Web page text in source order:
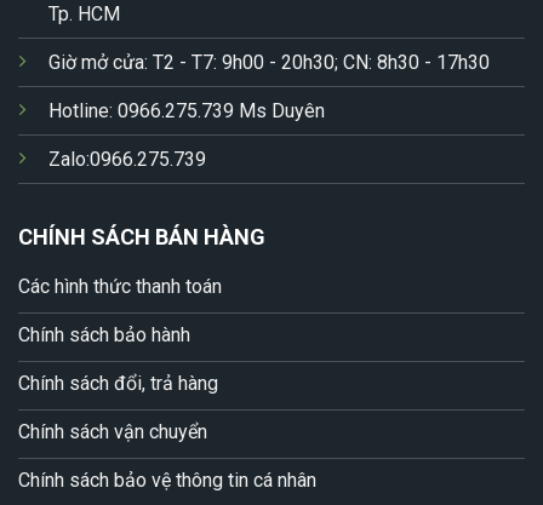
Tp. HCM
Giờ mở cửa: T2 - T7: 9h00 - 20h30; CN: 8h30 - 17h30
Hotline: 0966.275.739 Ms Duyên
Zalo:0966.275.739
CHÍNH SÁCH BÁN HÀNG
Các hình thức thanh toán
Chính sách bảo hành
Chính sách đổi, trả hàng
Chính sách vận chuyển
Chính sách bảo vệ thông tin cá nhân